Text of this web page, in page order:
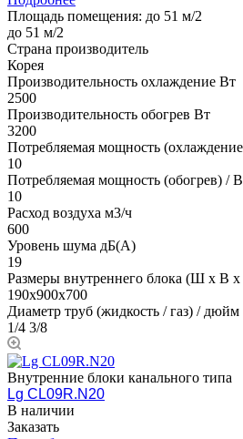
Площадь помещения: до 51 м/2
до 51 м/2
Страна производитель
Корея
Производительность охлаждение Вт
2500
Производительность обогрев Вт
3200
Потребляемая мощность
10
Потребляемая мощность (обогрев) /
10
Расход воздуха м3/ч
600
Уровень шума дБ(А)
19
Размеры внутреннего блока (Ш х В
190х900х700
Диаметр труб (жидкость / газ) / дюйм
1/4 3/8
Внутренние блоки канального типа
Lg CL09R.N20
В наличии
Заказать